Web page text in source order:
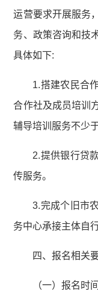
运营要求开展服务
务、政策咨询和技
具体如下:
1.搭建农民合
合作社及成员培训
辅导培训服务不少
2.提供银行贷
传服务。
3.完成个旧市
务中心承接主体自
四、报名相关
（一）报名时间